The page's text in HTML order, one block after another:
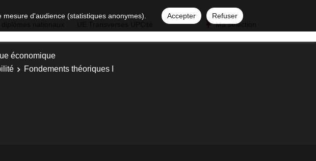
d'audience (statistiques anonymes). Accepter
Refuser
Ma sélection
économique
Fondements théoriques I